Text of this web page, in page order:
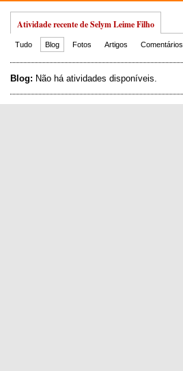
Atividade recente de Selym Leime Filho
Tudo Blog Fotos Artigos Comentários
Blog: Não há atividades disponíveis.